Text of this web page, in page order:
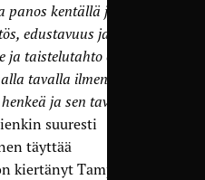
kentällä ja kentän
edustavuus ja taito
ja taistelutahto ovat
tavalla ilmentää niin
ja sen tavoitteita.”
suuresti
täyttää
kiertänyt Tampere